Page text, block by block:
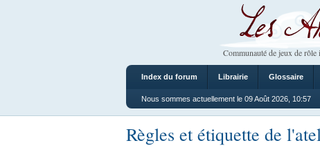
Les
Communauté de jeux de rôle
Index du forum Librairie Glossaire
Nous sommes actuellement le 09 Août 2026, 10:57
Règles et étiquette de